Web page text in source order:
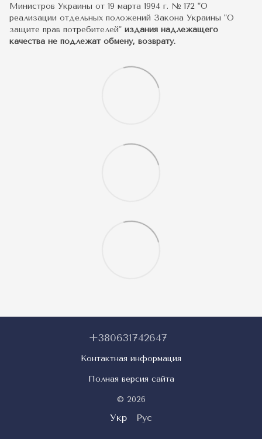
Министров Украины от 19 марта 1994 г. № 172 "О
реализации отдельных положений Закона Украины "О
защите прав потребителей" издания надлежащего
качества не подлежат обмену, возврату.
+380631742647
Контактная информация
Полная версия сайта
© 2026
Укр Рус